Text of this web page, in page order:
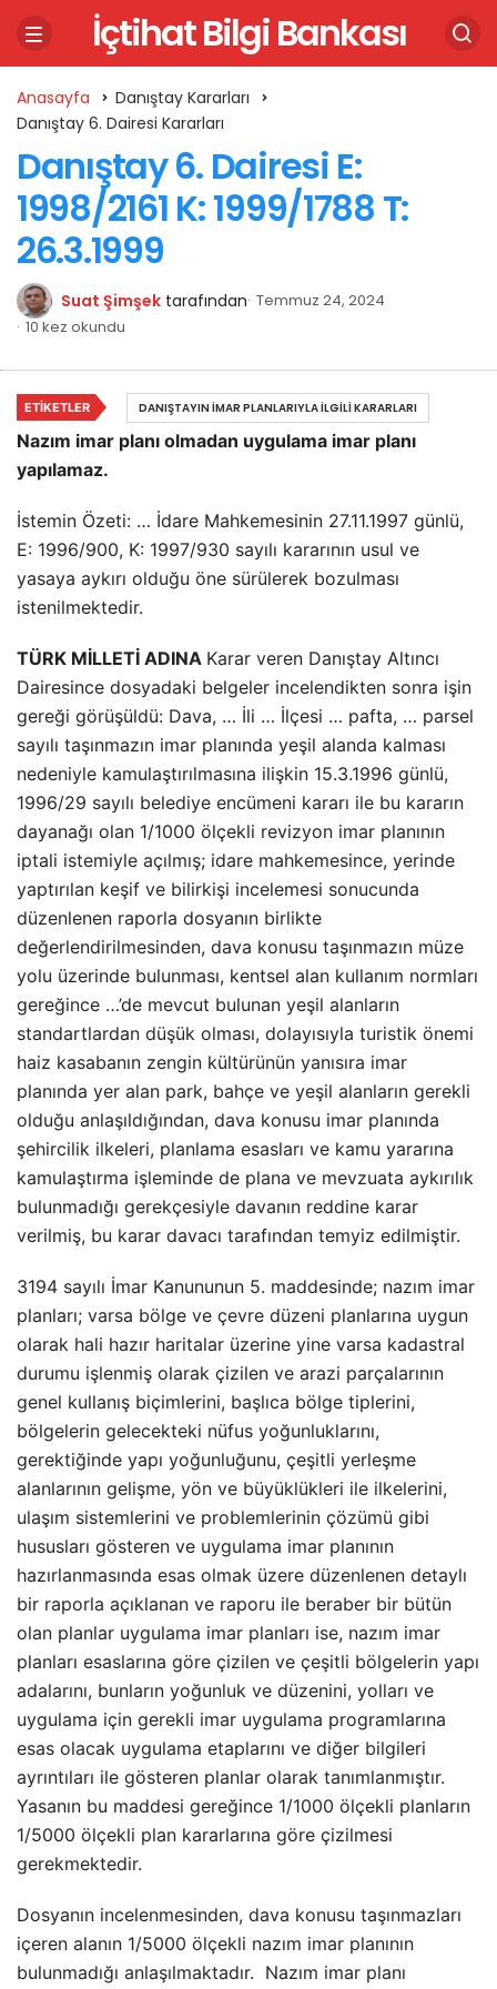
İçtihat Bilgi Bankası
Anasayfa
Danıştay Kararları
Danıştay 6. Dairesi Kararları
Danıştay 6. Dairesi E:
1998/2161 K: 1999/1788 T:
26.3.1999
Suat Şimşek tarafından Temmuz 24, 2024
10 kez okundu
Nazım imar planı olmadan uygulama imar planı
yapılamaz.
İstemin Özeti: … İdare Mahkemesinin 27.11.1997 günlü,
E: 1996/900, K: 1997/930 sayılı kararının usul ve
yasaya aykırı olduğu öne sürülerek bozulması
istenilmektedir.
TÜRK MİLLETİ ADINA Karar veren Danıştay Altıncı
Dairesince dosyadaki belgeler incelendikten sonra işin
gereği görüşüldü: Dava, … İli … İlçesi … pafta, … parsel
sayılı taşınmazın imar planında yeşil alanda kalması
nedeniyle kamulaştırılmasına ilişkin 15.3.1996 günlü,
1996/29 sayılı belediye encümeni kararı ile bu kararın
dayanağı olan 1/1000 ölçekli revizyon imar planının
iptali istemiyle açılmış; idare mahkemesince, yerinde
yaptırılan keşif ve bilirkişi incelemesi sonucunda
düzenlenen raporla dosyanın birlikte
değerlendirilmesinden, dava konusu taşınmazın müze
yolu üzerinde bulunması, kentsel alan kullanım normları
gereğince …’de mevcut bulunan yeşil alanların
standartlardan düşük olması, dolayısıyla turistik önemi
haiz kasabanın zengin kültürünün yanısıra imar
planında yer alan park, bahçe ve yeşil alanların gerekli
olduğu anlaşıldığından, dava konusu imar planında
şehircilik ilkeleri, planlama esasları ve kamu yararına
kamulaştırma işleminde de plana ve mevzuata aykırılık
bulunmadığı gerekçesiyle davanın reddine karar
verilmiş, bu karar davacı tarafından temyiz edilmiştir.
3194 sayılı İmar Kanununun 5. maddesinde; nazım imar
planları; varsa bölge ve çevre düzeni planlarına uygun
olarak hali hazır haritalar üzerine yine varsa kadastral
durumu işlenmiş olarak çizilen ve arazi parçalarının
genel kullanış biçimlerini, başlıca bölge tiplerini,
bölgelerin gelecekteki nüfus yoğunluklarını,
gerektiğinde yapı yoğunluğunu, çeşitli yerleşme
alanlarının gelişme, yön ve büyüklükleri ile ilkelerini,
ulaşım sistemlerini ve problemlerinin çözümü gibi
hususları gösteren ve uygulama imar planının
hazırlanmasında esas olmak üzere düzenlenen detaylı
bir raporla açıklanan ve raporu ile beraber bir bütün
olan planlar uygulama imar planları ise, nazım imar
planları esaslarına göre çizilen ve çeşitli bölgelerin yapı
adalarını, bunların yoğunluk ve düzenini, yolları ve
uygulama için gerekli imar uygulama programlarına
esas olacak uygulama etaplarını ve diğer bilgileri
ayrıntıları ile gösteren planlar olarak tanımlanmıştır.
Yasanın bu maddesi gereğince 1/1000 ölçekli planların
1/5000 ölçekli plan kararlarına göre çizilmesi
gerekmektedir.
Dosyanın incelenmesinden, dava konusu taşınmazları
içeren alanın 1/5000 ölçekli nazım imar planının
bulunmadığı anlaşılmaktadır. Nazım imar planı
ETIKETLER DANIŞTAYIN İMAR PLANLARIYLA İLGILI KARARLARI